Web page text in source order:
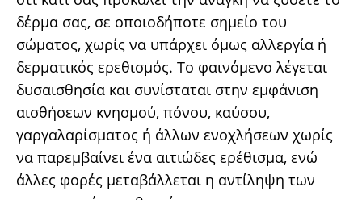
δέρμα σας, σε οποιοδήποτε σημείο του
σώματος, χωρίς να υπάρχει όμως αλλεργία ή
δερματικός ερεθισμός. Το φαινόμενο λέγεται
δυσαισθησία και συνίσταται στην εμφάνιση
αισθήσεων κνησμού, πόνου, καύσου,
γαργαλαρίσματος ή άλλων ενοχλήσεων χωρίς
να παρεμβαίνει ένα αιτιώδες ερέθισμα, ενώ
άλλες φορές μεταβάλλεται η αντίληψη των